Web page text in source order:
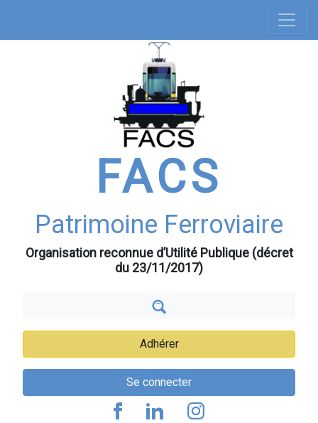
contenu
FACS
Patrimoine Ferroviaire
Organisation reconnue d’Utilité Publique (décret
du 23/11/2017)
Adhérer
Se connecter
principale